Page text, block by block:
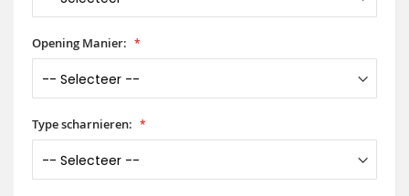
Opening Manier:
Type scharnieren: